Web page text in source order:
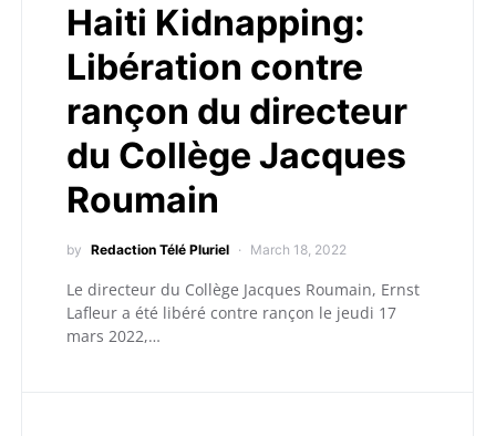
Haiti Kidnapping:
Libération contre
rançon du directeur
du Collège Jacques
Roumain
by Redaction Télé Pluriel March 18, 2022
Le directeur du Collège Jacques Roumain, Ernst
Lafleur a été libéré contre rançon le jeudi 17
mars 2022,…